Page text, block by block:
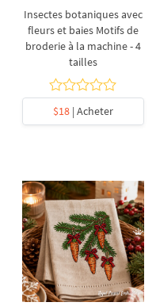
Insectes botaniques avec
fleurs et baies Motifs de
broderie à la machine - 4
tailles
$18| Acheter